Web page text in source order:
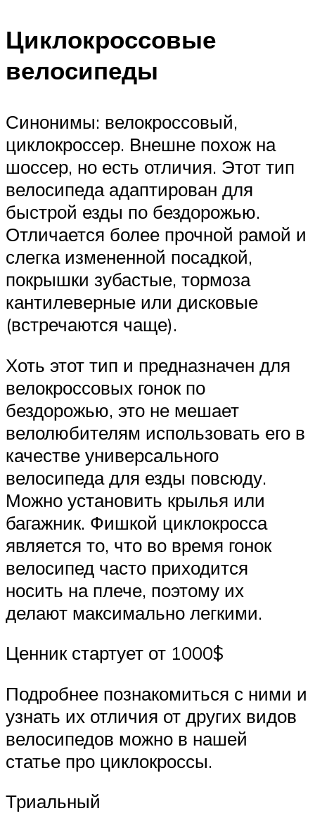
Циклокроссовые
велосипеды
Синонимы: велокроссовый,
циклокроссер. Внешне похож на
шоссер, но есть отличия. Этот тип
велосипеда адаптирован для
быстрой езды по бездорожью.
Отличается более прочной рамой и
слегка измененной посадкой,
покрышки зубастые, тормоза
кантилеверные или дисковые
(встречаются чаще).
Хоть этот тип и предназначен для
велокроссовых гонок по
бездорожью, это не мешает
велолюбителям использовать его в
качестве универсального
велосипеда для езды повсюду.
Можно установить крылья или
багажник. Фишкой циклокросса
является то, что во время гонок
велосипед часто приходится
носить на плече, поэтому их
делают максимально легкими.
Ценник стартует от 1000$
Подробнее познакомиться с ними и
узнать их отличия от других видов
велосипедов можно в нашей
статье про циклокроссы.
Триальный